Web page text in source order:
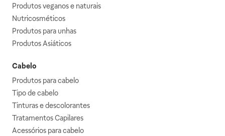
Produtos veganos e naturais
Nutricosméticos
Produtos para unhas
Produtos Asiáticos
Cabelo
Produtos para cabelo
Tipo de cabelo
Tinturas e descolorantes
Tratamentos Capilares
Acessórios para cabelo